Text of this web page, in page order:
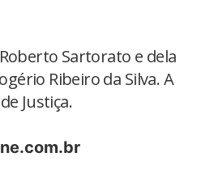
Sartorato e dela
Ribeiro da Silva. A
Justiça.